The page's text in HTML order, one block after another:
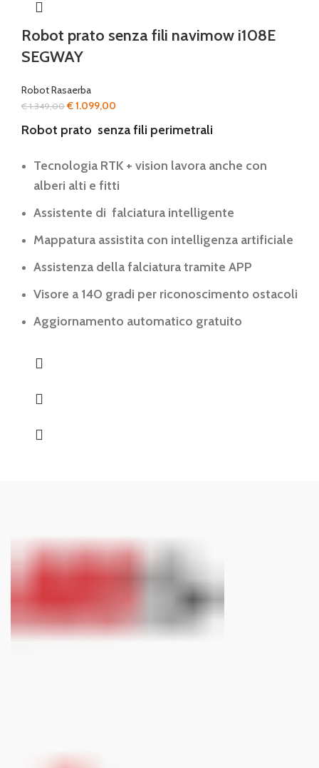
Robot prato senza fili navimow i108E
SEGWAY
Robot Rasaerba
€1.349,00Il
originale
€ 1.349,00.
€1.099,00
attuale
€ 1.099,00.
Robot prato senza fili perimetrali
Tecnologia RTK + vision lavora anche con
alberi alti e fitti
Assistente di falciatura intelligente
Mappatura assistita con intelligenza artificiale
Assistenza della falciatura tramite APP
Visore a 140 gradi per riconoscimento ostacoli
Aggiornamento automatico gratuito